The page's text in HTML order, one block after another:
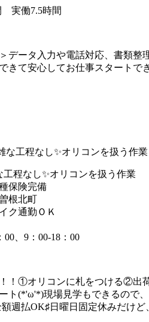
実働7.5時間
データ入力や電話対応、書類整
きて安心してお仕事スタート
な工程なし✨オリコンを扱う作業
保険完備
根北町
ク通勤ＯＫ
00、9：00-18：00
！①オリコンに札をつける②出
ト(*'ω'*)現場見学もできるので
週払OK♯日曜日固定休みだけ